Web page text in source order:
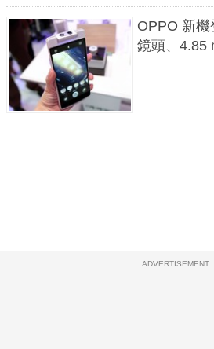
OPPO 新
鏡頭、4.85
ADVERTISEMENT